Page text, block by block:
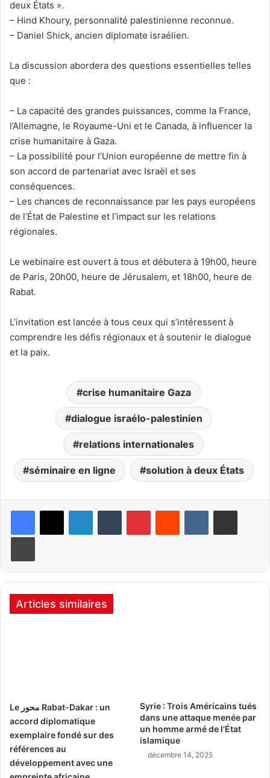
deux États ».
– Hind Khoury, personnalité palestinienne reconnue.
– Daniel Shick, ancien diplomate israélien.
La discussion abordera des questions essentielles telles
que :
– La capacité des grandes puissances, comme la France,
l’Allemagne, le Royaume-Uni et le Canada, à influencer la
crise humanitaire à Gaza.
– La possibilité pour l’Union européenne de mettre fin à
son accord de partenariat avec Israël et ses
conséquences.
– Les chances de reconnaissance par les pays européens
de l’État de Palestine et l’impact sur les relations
régionales.
Le webinaire est ouvert à tous et débutera à 19h00, heure
de Paris, 20h00, heure de Jérusalem, et 18h00, heure de
Rabat.
L’invitation est lancée à tous ceux qui s’intéressent à
comprendre les défis régionaux et à soutenir le dialogue
et la paix.
crise humanitaire Gaza
dialogue israélo-palestinien
relations internationales
séminaire en ligne solution à deux États
Articles similaires
Le محور Rabat-Dakar : un
accord diplomatique
exemplaire fondé sur des
références au
développement avec une
Syrie : Trois Américains tués
dans une attaque menée par
un homme armé de l’État
islamique
décembre 14, 2025